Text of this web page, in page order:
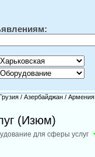
/ Азербайджан / Армения
(Изюм)
для сферы услуг